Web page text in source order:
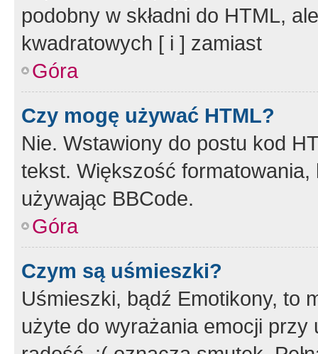
podobny w składni do HTML,
kwadratowych [ i ] zamiast
Góra
Czy mogę używać HTML?
Nie. Wstawiony do postu kod
tekst. Większość
używając BBCode.
Góra
Czym są uśmieszki?
Uśmieszki, bądź Emotikony, to
użyte do wyrażania emocji